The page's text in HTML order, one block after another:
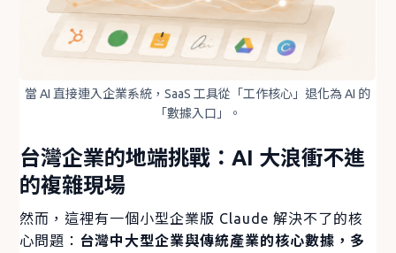
當 AI 直接連入企業系統，SaaS 工具從「工作核心」退化為 AI 的
「數據入口」。
台灣企業的地端挑戰：AI 大浪衝不進
的複雜現場
然而，這裡有一個小型企業版 Claude 解決不了的核
心問題： 台灣中大型企業與傳統產業的核心數據，多